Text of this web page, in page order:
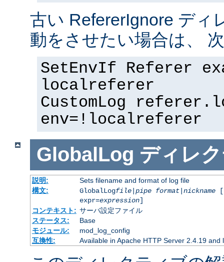
古い RefererIgnore ディ
動をさせたい場合は、
SetEnvIf Referer
localreferer
CustomLog
env=!localreferer
GlobalLog ディレ
説明:
Sets filename and format of log file
構文:
GlobalLogfile| pipe format| nickname
expr=expression]
コンテキスト: サーバ設定ファイル
ステータス:
Base
モジュール:
mod_log_config
互換性:
Available in Apache HTTP Server 2.4.19 and